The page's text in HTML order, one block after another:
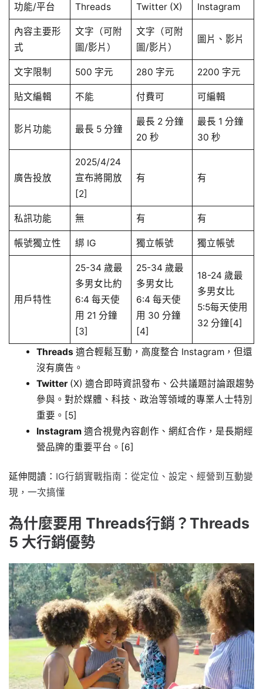
功能/平台 Threads Twitter (X) Instagram
內容主要形
式
文字（可附
圖/影片）
文字（可附
圖/影片）
圖片、影片
文字限制 500 字元 280 字元 2200 字元
貼文編輯 不能 付費可 可編輯
影片功能 最長 5 分鐘
最長 2 分鐘
20 秒
最長 1 分鐘
30 秒
廣告投放
2025/4/24
宣布將開放
[2]
有 有
私訊功能 無 有 有
帳號獨立性 綁 IG 獨立帳號 獨立帳號
用戶特性
25-34 歲最
多男女比約
6:4 每天使
用 21 分鐘
[3]
25-34 歲最
多男女比
6:4 每天使
用 30 分鐘
[4]
18-24 歲最
多男女比
5:5每天使用
32 分鐘[4]
Threads 適合輕鬆互動，高度整合 Instagram，但還
沒有廣告。
Twitter(X) 適合即時資訊發布、公共議題討論跟趨勢
參與。對於媒體、科技、政治等領域的專業人士特別
重要。[5]
Instagram適合視覺內容創作、網紅合作，是長期經
營品牌的重要平台。[6]
延伸閱讀： IG行銷實戰指南：從定位、設定、經營到互動變
現，一次搞懂
為什麼要用 Threads行銷？Threads
5 大行銷優勢